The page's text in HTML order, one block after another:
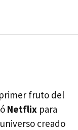
fruto del
Netflix para
creado